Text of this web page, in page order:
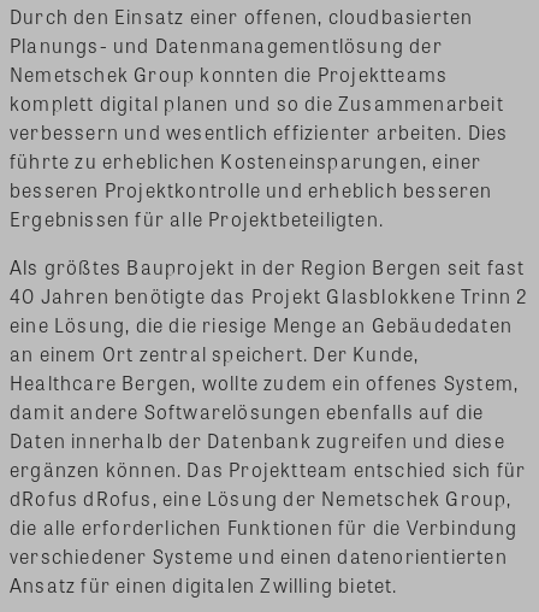
Durch den Einsatz einer offenen, cloudbasierten
Planungs- und Datenmanagementlösung der
Nemetschek Group konnten die Projektteams
komplett digital planen und so die Zusammenarbeit
verbessern und wesentlich effizienter arbeiten. Dies
führte zu erheblichen Kosteneinsparungen, einer
besseren Projektkontrolle und erheblich besseren
Ergebnissen für alle Projektbeteiligten.
Als größtes Bauprojekt in der Region Bergen seit fast
40 Jahren benötigte das Projekt Glasblokkene Trinn 2
eine Lösung, die die riesige Menge an Gebäudedaten
an einem Ort zentral speichert. Der Kunde,
Healthcare Bergen, wollte zudem ein offenes System,
damit andere Softwarelösungen ebenfalls auf die
Daten innerhalb der Datenbank zugreifen und diese
ergänzen können. Das Projektteam entschied sich für
dRofus dRofus, eine Lösung der Nemetschek Group,
die alle erforderlichen Funktionen für die Verbindung
verschiedener Systeme und einen datenorientierten
Ansatz für einen digitalen Zwilling bietet.